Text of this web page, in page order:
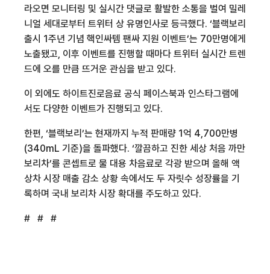
라오면 모니터링 및 실시간 댓글로 활발한 소통을 벌여 밀레
니얼 세대로부터 트위터 상 유명인사로 등극했다. ‘블랙보리
출시 1주년 기념 핵인싸템 팬싸 지원 이벤트’는 70만명에게
노출됐고, 이후 이벤트를 진행할 때마다 트위터 실시간 트렌
드에 오를 만큼 뜨거운 관심을 받고 있다.
이 외에도 하이트진로음료 공식 페이스북과 인스타그램에
서도 다양한 이벤트가 진행되고 있다.
한편, ‘블랙보리’는 현재까지 누적 판매량 1억 4,700만병
(340mL 기준)을 돌파했다. ‘깔끔하고 진한 세상 처음 까만
보리차’를 콘셉트로 물 대용 차음료로 각광 받으며 올해 액
상차 시장 매출 감소 상황 속에서도 두 자릿수 성장률을 기
록하며 국내 보리차 시장 확대를 주도하고 있다.
# # #